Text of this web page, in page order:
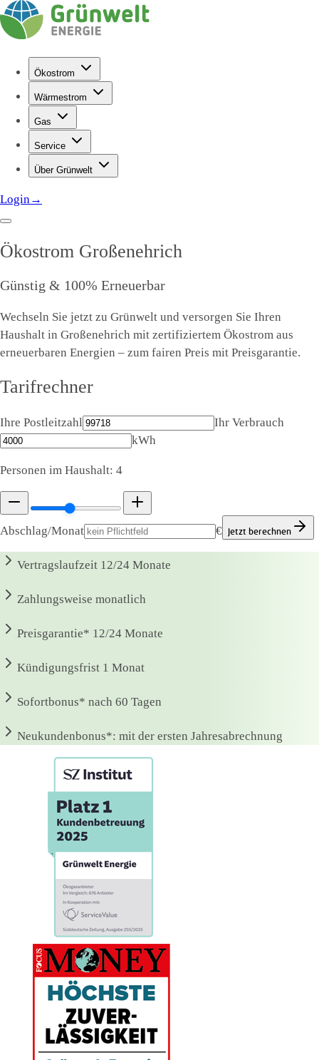
Ökostrom
Wärmestrom
Gas
Service
Über Grünwelt
Login→
Ökostrom Großenehrich
Günstig & 100% Erneuerbar
Wechseln Sie jetzt zu Grünwelt und versorgen Sie Ihren
Haushalt in Großenehrich mit zertifiziertem Ökostrom aus
erneuerbaren Energien – zum fairen Preis mit Preisgarantie.
Tarifrechner
Ihre Postleitzahl
Ihr Verbrauch
kWh
Personen im Haushalt: 4
Abschlag/Monat € Jetzt berechnen
Vertragslaufzeit 12/24 Monate
Zahlungsweise monatlich
Preisgarantie* 12/24 Monate
Kündigungsfrist 1 Monat
Sofortbonus* nach 60 Tagen
Neukundenbonus*: mit der ersten Jahresabrechnung